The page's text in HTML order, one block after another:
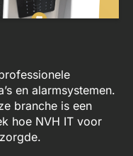
en alarmsystemen.
branche is een
hoe NVH IT voor